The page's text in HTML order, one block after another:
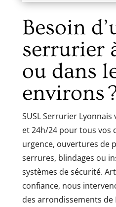
Besoin
serrurier
ou dans
environs
SUSL Serrurier
et 24h/24 pour tous vos
urgence, ouvertures de
serrures, blindages ou
systèmes de sécurité.
confiance, nous
des arrondissements de